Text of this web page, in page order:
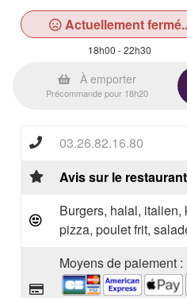
Actuellement
18h00 - 22h30
À emporter
Précommande pour 18h20
03.26.82.16.80
Avis sur le restaurant
Burgers, halal, italien,
pizza, poulet frit,
Moyens de paiement :